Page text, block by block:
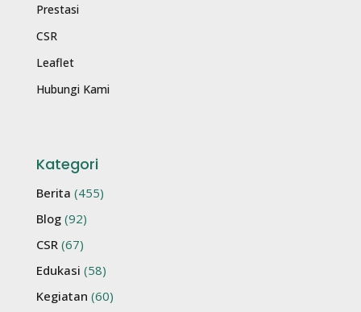
Prestasi
CSR
Leaflet
Hubungi Kami
Kategori
Berita (455)
Blog (92)
CSR (67)
Edukasi (58)
Kegiatan (60)